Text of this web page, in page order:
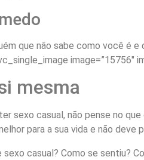
que não sabe como você é e
image=”15756″
mesma
sexo casual, não pense no
para a sua vida e não
sexo casual? Como se sentiu?